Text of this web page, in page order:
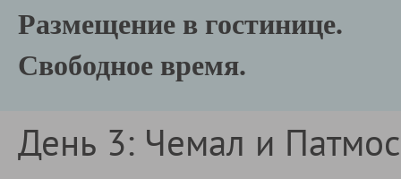
Размещение в гостинице.
Свободное время.
День 3: Чемал и Патмос